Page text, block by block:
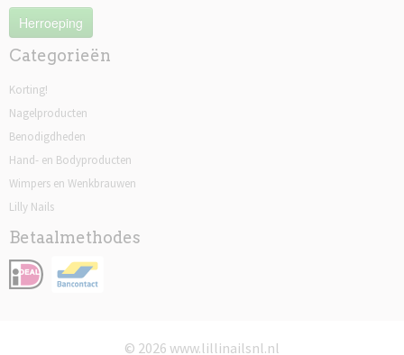
Herroeping
Categorieën
Korting!
Nagelproducten
Benodigdheden
Hand- en Bodyproducten
Wimpers en Wenkbrauwen
Lilly Nails
Betaalmethodes
© 2026 www.lillinailsnl.nl